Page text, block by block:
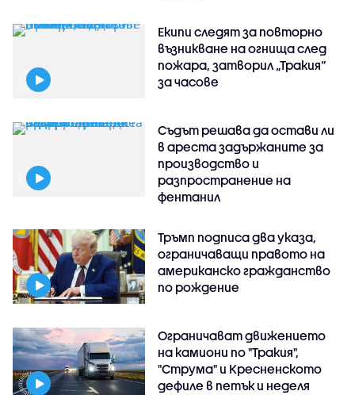
Екипи следят за повторно
възникване на огнища след
пожара, затворил „Тракия“
за часове
Съдът решава да остави ли
в ареста задържаните за
производство и
разпространение на
фентанил
Тръмп подписа два указа,
ограничаващи правото на
американско гражданство
по рождение
Ограничават движението
на камиони по "Тракия",
"Струма" и Кресненското
дефиле в петък и неделя